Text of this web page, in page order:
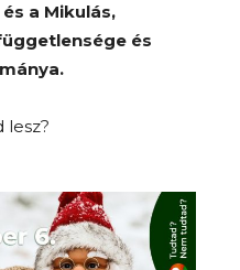
a Mikulás,
és
lesz?